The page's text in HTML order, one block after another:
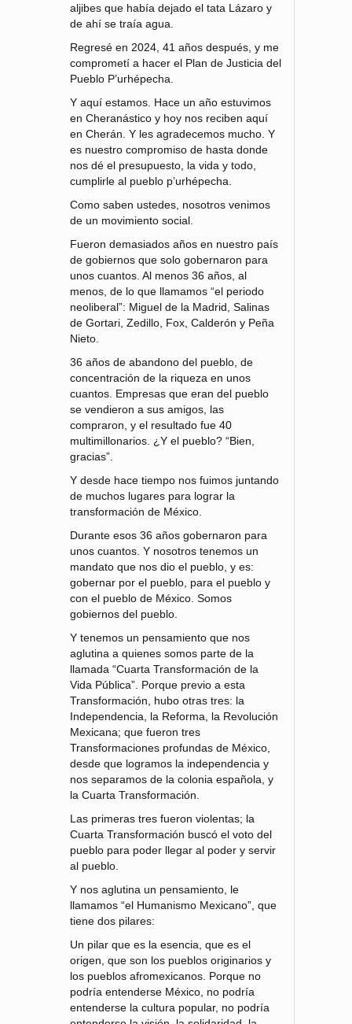
aljibes que había dejado el tata Lázaro y
de ahí se traía agua.
Regresé en 2024, 41 años después, y me
comprometí a hacer el Plan de Justicia del
Pueblo P’urhépecha.
Y aquí estamos. Hace un año estuvimos
en Cheranástico y hoy nos reciben aquí
en Cherán. Y les agradecemos mucho. Y
es nuestro compromiso de hasta donde
nos dé el presupuesto, la vida y todo,
cumplirle al pueblo p’urhépecha.
Como saben ustedes, nosotros venimos
de un movimiento social.
Fueron demasiados años en nuestro país
de gobiernos que solo gobernaron para
unos cuantos. Al menos 36 años, al
menos, de lo que llamamos “el periodo
neoliberal”: Miguel de la Madrid, Salinas
de Gortari, Zedillo, Fox, Calderón y Peña
Nieto.
36 años de abandono del pueblo, de
concentración de la riqueza en unos
cuantos. Empresas que eran del pueblo
se vendieron a sus amigos, las
compraron, y el resultado fue 40
multimillonarios. ¿Y el pueblo? “Bien,
gracias”.
Y desde hace tiempo nos fuimos juntando
de muchos lugares para lograr la
transformación de México.
Durante esos 36 años gobernaron para
unos cuantos. Y nosotros tenemos un
mandato que nos dio el pueblo, y es:
gobernar por el pueblo, para el pueblo y
con el pueblo de México. Somos
gobiernos del pueblo.
Y tenemos un pensamiento que nos
aglutina a quienes somos parte de la
llamada “Cuarta Transformación de la
Vida Pública”. Porque previo a esta
Transformación, hubo otras tres: la
Independencia, la Reforma, la Revolución
Mexicana; que fueron tres
Transformaciones profundas de México,
desde que logramos la independencia y
nos separamos de la colonia española, y
la Cuarta Transformación.
Las primeras tres fueron violentas; la
Cuarta Transformación buscó el voto del
pueblo para poder llegar al poder y servir
al pueblo.
Y nos aglutina un pensamiento, le
llamamos “el Humanismo Mexicano”, que
tiene dos pilares:
Un pilar que es la esencia, que es el
origen, que son los pueblos originarios y
los pueblos afromexicanos. Porque no
podría entenderse México, no podría
entenderse la cultura popular, no podría